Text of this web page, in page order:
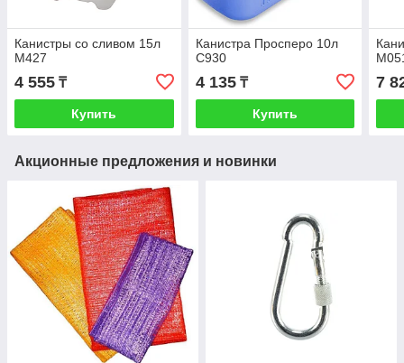
Канистры со сливом 15л
М427
4 555 ₸
Купить
Канистра Просперо 10л
С930
4 135₸
Купить
7
Акционные предложения и новинки